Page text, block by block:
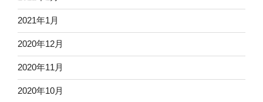
2021年1月
2020年12月
2020年11月
2020年10月